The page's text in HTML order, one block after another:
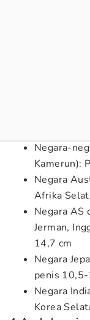
Negara-
Kamerun):
Negara
Afrika
Negara AS
Jerman,
14,7 cm
Negara
penis
Negara
Korea